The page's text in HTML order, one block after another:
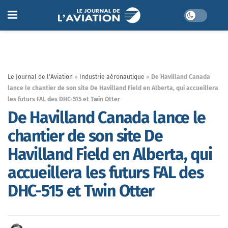
Le Journal de l'Aviation » Industrie aéronautique » De Havilland Canada
lance le chantier de son site De Havilland Field en Alberta, qui accueillera
les futurs FAL des DHC-515 et Twin Otter
De Havilland Canada lance le
chantier de son site De
Havilland Field en Alberta, qui
accueillera les futurs FAL des
DHC-515 et Twin Otter